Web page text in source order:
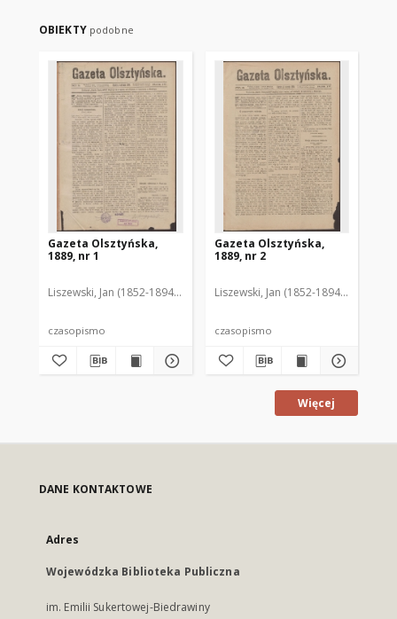
OBIEKTY podobne
Gazeta Olsztyńska,
1889, nr 1
Liszewski, Jan (1852-1894). Red.
czasopismo
Gazeta Olsztyńska,
1889, nr 2
Liszewski, Jan (1852-1894). Red.
czasopismo
Więcej
DANE KONTAKTOWE
Adres
Wojewódzka Biblioteka Publiczna
im. Emilii Sukertowej-Biedrawiny